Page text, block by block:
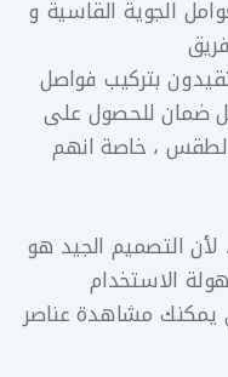
الجوية القاسية و
بتركيب فواصل
ضمان للحصول على
، خاصة انهم
لأن التصميم الجيد هو
الاستخدام
يمكنك مشاهدة عناصر